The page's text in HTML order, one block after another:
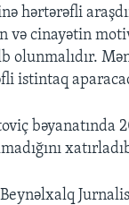
hərtərəfli
və cinayətin
olunmalıdır.
istintaq